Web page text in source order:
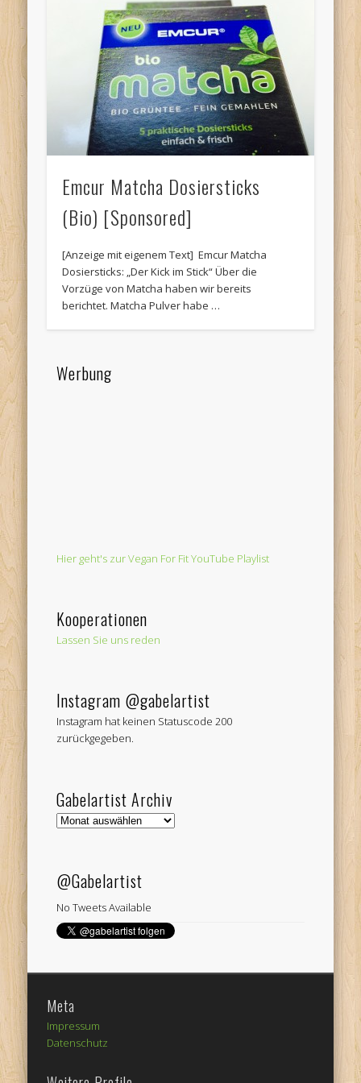
Emcur Matcha Dosiersticks
(Bio) [Sponsored]
[Anzeige mit eigenem Text] Emcur Matcha
Dosiersticks: „Der Kick im Stick“ Über die
Vorzüge von Matcha haben wir bereits
berichtet. Matcha Pulver habe …
Werbung
Hier geht's zur Vegan For Fit YouTube Playlist
Kooperationen
Lassen Sie uns reden
Instagram @gabelartist
Instagram hat keinen Statuscode 200
zurückgegeben.
Gabelartist Archiv
Gabelartist
@Gabelartist
No Tweets Available
Meta
Impressum
Datenschutz